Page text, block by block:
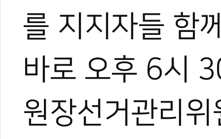
를 지지자들 함
바로 오후 6시
원장선거관리위